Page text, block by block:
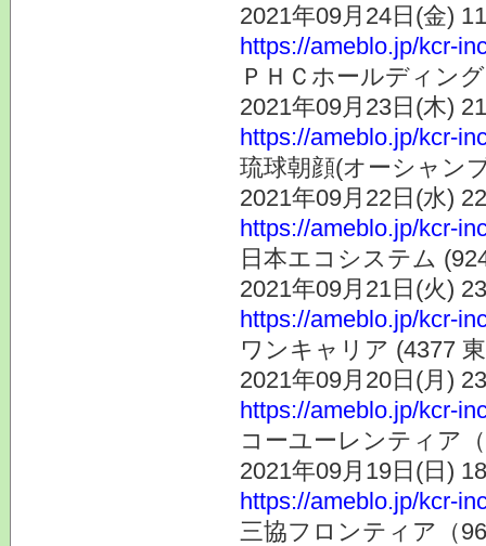
2021年09月24日(金)
https://ameblo.jp/kcr-
ＰＨＣホールディン
2021年09月23日(木)
https://ameblo.jp/kcr-
琉球朝顔(オーシャン
2021年09月22日(水)
https://ameblo.jp/kcr-
日本エコシステム
2021年09月21日(火)
https://ameblo.jp/kcr-
ワンキャリア (4377
2021年09月20日(月)
https://ameblo.jp/kcr-
コーユーレンティア
2021年09月19日(日)
https://ameblo.jp/kcr-
三協フロンティア（